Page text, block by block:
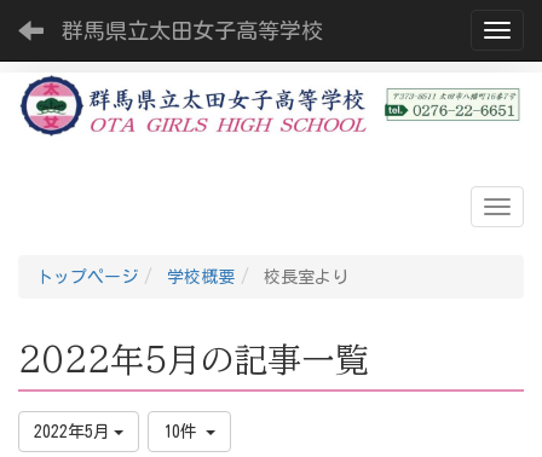
群馬県立太田女子高等学校
トップページ 学校概要 校長室より
2022年5月の記事一覧
2022年5月 10件